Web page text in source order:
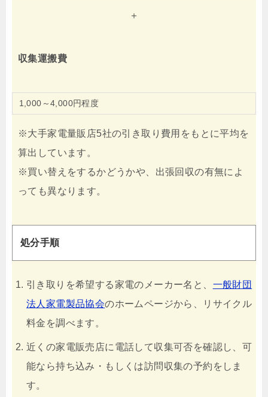
＋
収集運搬費
1,000～4,000円程度
※大手家電量販店5社の引き取り費用をもとに平均を
算出しています。
※買い替えをするかどうかや、出張回収の有無によ
っても異なります。
処分手順
引き取りを希望する家電のメーカー名と、 一般財団
法人家電製品協会のホームページから、リサイクル
料金を調べます。
近くの家電販売店に電話して収集可否を確認し、可
能なら持ち込み・もしくは訪問収集の予約をしま
す。